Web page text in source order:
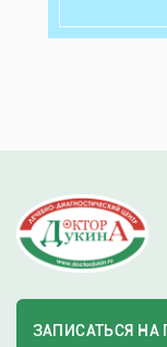
ЗАПИСАТЬСЯ НА